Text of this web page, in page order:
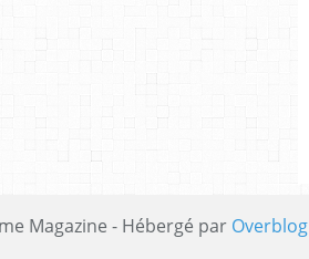
Magazine - Hébergé par Overblog